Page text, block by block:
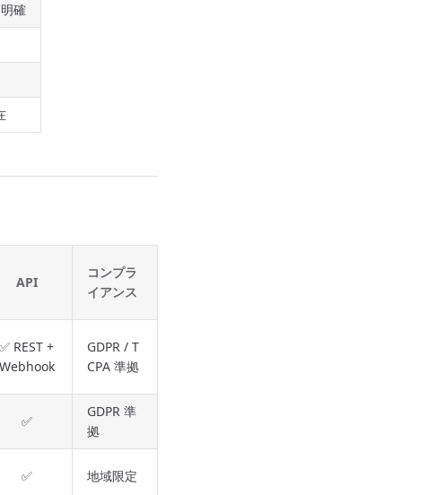
確
API
コンプラ
イアンス
✅ REST +
Webhook
GDPR / T
CPA 準拠
✅
GDPR 準
拠
✅ 地域限定